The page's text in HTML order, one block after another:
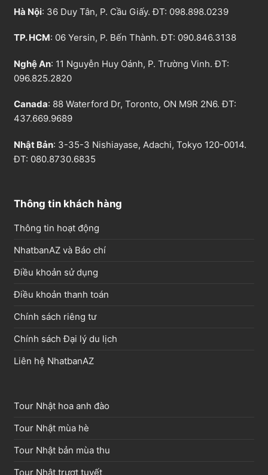
Hà Nội: 36 Duy Tân, P. Cầu Giấy. ĐT: 098.898.0239
TP. HCM: 06 Yersin, P. Bến Thành. ĐT: 090.846.3138
Nghệ An: 11 Nguyễn Huy Oánh, P. Trường Vinh. ĐT:
096.825.2820
Canada: 88 Waterford Dr, Toronto, ON M9R 2N6. ĐT:
437.669.9689
Nhật Bản: 3-35-3 Nishiayase, Adachi, Tokyo 120-0014.
ĐT: 080.8730.6835
Thông tin khách hàng
Thông tin hoạt động
NhatbanAZ và Báo chí
Điều khoản sử dụng
Điều khoản thanh toán
Chính sách riêng tư
Chính sách Đại lý du lịch
Liên hệ NhatbanAZ
Tour Nhật hoa anh đào
Tour Nhật mùa hè
Tour Nhật bản mùa thu
Tour Nhật trượt tuyết